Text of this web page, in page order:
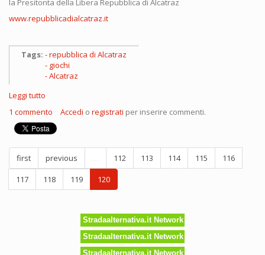
la Presitonta della Libera Repubblica di Alcatraz
www.repubblicadialcatraz.it
Tags:
repubblica di Alcatraz
giochi
Alcatraz
Leggi tutto
12
fatiche
della
Libera
Repubblica
di
Alcatraz
1 commento Accedi o registrati per inserire commenti.
first previous … 112 113 114 115
116
117
118 119 120
Stradaalternativa.it Network
Stradaalternativa.it Network
Stradaalternativa.it Network